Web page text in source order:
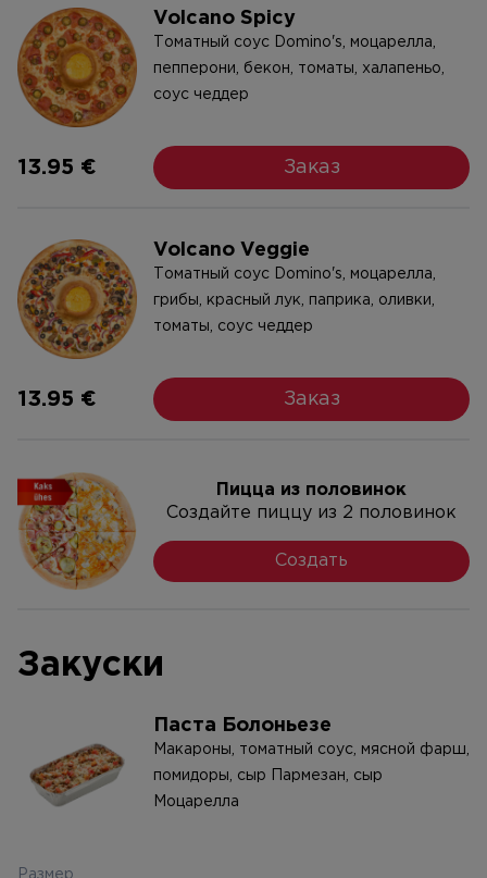
Volcano Spicy
Tоматный соус Domino's, моцареллa,
пепперони, бекон, томаты, халапеньо,
соус чеддер
13.95 € Заказ
Volcano Veggie
Tоматный соус Domino's, моцареллa,
грибы, красный лук, паприка, оливки,
томаты, соус чеддер
13.95 € Заказ
Пицца из половинок
Создайте пиццу из 2 половинок
Создать
Закуски
Паста Болоньезе
Макароны, томатный соус, мясной фарш,
помидоры, сыр Пармезан, сыр
Моцарелла
Размер